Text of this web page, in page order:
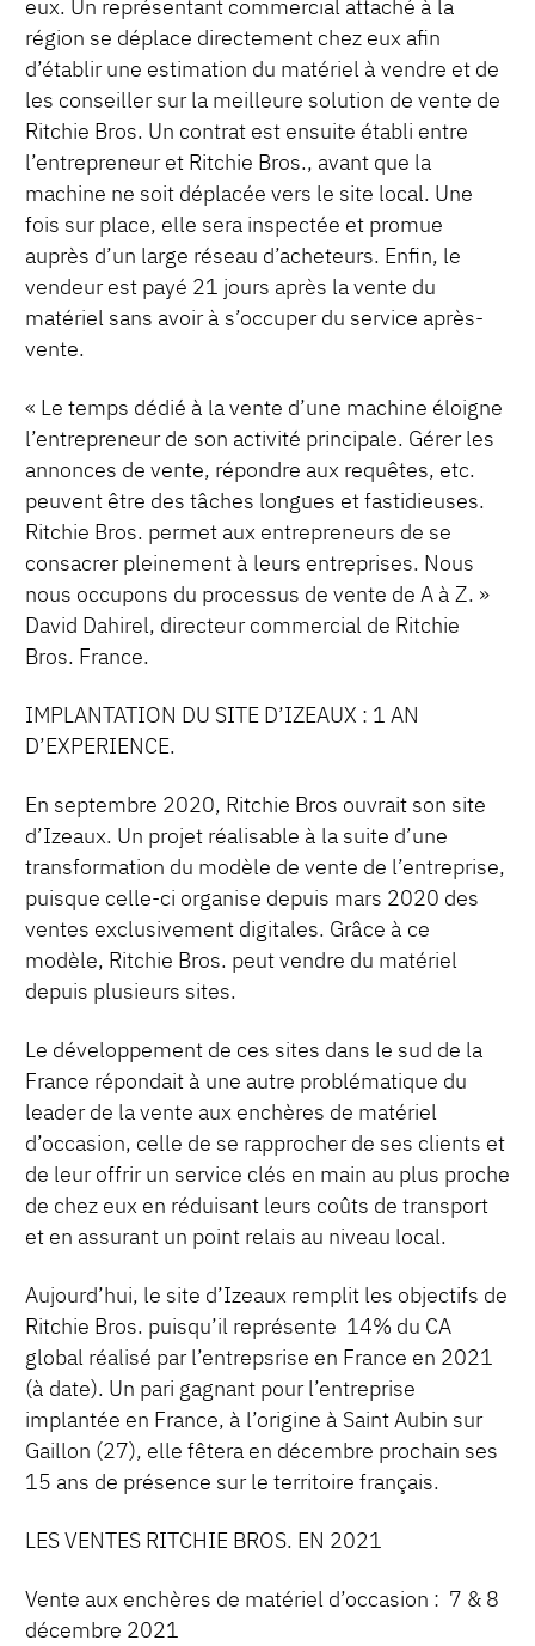
eux. Un représentant commercial attaché à la
région se déplace directement chez eux afin
d’établir une estimation du matériel à vendre et de
les conseiller sur la meilleure solution de vente de
Ritchie Bros. Un contrat est ensuite établi entre
l’entrepreneur et Ritchie Bros., avant que la
machine ne soit déplacée vers le site local. Une
fois sur place, elle sera inspectée et promue
auprès d’un large réseau d’acheteurs. Enfin, le
vendeur est payé 21 jours après la vente du
matériel sans avoir à s’occuper du service après-
vente.
« Le temps dédié à la vente d’une machine éloigne
l’entrepreneur de son activité principale. Gérer les
annonces de vente, répondre aux requêtes, etc.
peuvent être des tâches longues et fastidieuses.
Ritchie Bros. permet aux entrepreneurs de se
consacrer pleinement à leurs entreprises. Nous
nous occupons du processus de vente de A à Z. »
David Dahirel, directeur commercial de Ritchie
Bros. France.
IMPLANTATION DU SITE D’IZEAUX : 1 AN
D’EXPERIENCE.
En septembre 2020, Ritchie Bros ouvrait son site
d’Izeaux. Un projet réalisable à la suite d’une
transformation du modèle de vente de l’entreprise,
puisque celle-ci organise depuis mars 2020 des
ventes exclusivement digitales. Grâce à ce
modèle, Ritchie Bros. peut vendre du matériel
depuis plusieurs sites.
Le développement de ces sites dans le sud de la
France répondait à une autre problématique du
leader de la vente aux enchères de matériel
d’occasion, celle de se rapprocher de ses clients et
de leur offrir un service clés en main au plus proche
de chez eux en réduisant leurs coûts de transport
et en assurant un point relais au niveau local.
Aujourd’hui, le site d’Izeaux remplit les objectifs de
Ritchie Bros. puisqu’il représente 14% du CA
global réalisé par l’entrepsrise en France en 2021
(à date). Un pari gagnant pour l’entreprise
implantée en France, à l’origine à Saint Aubin sur
Gaillon (27), elle fêtera en décembre prochain ses
15 ans de présence sur le territoire français.
LES VENTES RITCHIE BROS. EN 2021
Vente aux enchères de matériel d’occasion : 7 & 8
décembre 2021